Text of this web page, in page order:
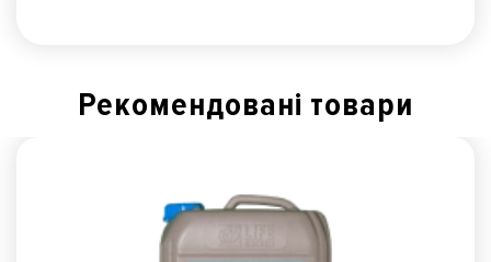
Рекомендованi товари